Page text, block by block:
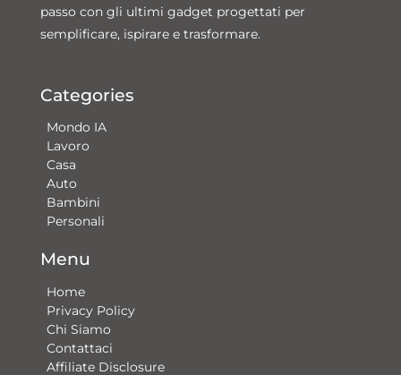
passo con gli ultimi gadget progettati per
semplificare, ispirare e trasformare.
Categories
Mondo IA
Lavoro
Casa
Auto
Bambini
Personali
Menu
Home
Privacy Policy
Chi Siamo
Contattaci​
Affiliate Disclosure